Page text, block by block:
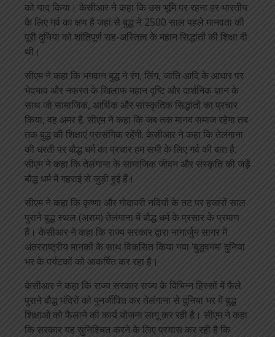
को याद किया। केसीआर ने कहा कि उस भूमि पर रहना हर भारतीय
के लिए गर्व का क्षण है जहां से बुद्ध ने 2500 साल पहले मानवता की
पूरी दुनिया को शांतिपूर्ण सह-अस्तित्व के महान सिद्धांतों की शिक्षा दी
थी।
सीएम ने कहा कि भगवान बुद्ध ने रंग, लिंग, जाति आदि के आधार पर
भेदभाव और नफरत के खिलाफ महान दृष्टि और दार्शनिक ज्ञान के
साथ जो सामाजिक, आर्थिक और सांस्कृतिक सिद्धांतों का प्रचार
किया, वह अमर है. सीएम ने कहा कि जब तक मानव समाज रहेगा तब
तक बुद्ध की शिक्षाएं प्रासंगिक रहेंगी. केसीआर ने कहा कि तेलंगाना
की धरती पर बौद्ध धर्म का प्रचार हम सभी के लिए गर्व की बात है.
सीएम ने कहा कि तेलंगाना के सामाजिक जीवन और संस्कृति की जड़ें
बौद्ध धर्म में गहराई से जुड़ी हुई हैं।
सीएम ने कहा कि कृष्णा और गोदावरी नदियों के तट पर हजारों साल
पुराने बुद्ध स्थल (अराम) तेलंगाना में बौद्ध धर्म के प्रसार के प्रमाण
हैं। केसीआर ने कहा कि राज्य सरकार द्वारा नागार्जुन सागर में
अंतरराष्ट्रीय मानकों के साथ विकसित किया गया ‘बुद्धवनम’ दुनिया
भर के पर्यटकों को आकर्षित कर रहा है।
केसीआर ने कहा कि राज्य सरकार राज्य के विभिन्न हिस्सों में फैले
पुराने बौद्ध मंदिरों को पुनर्जीवित कर तेलंगाना से दुनिया भर में बुद्ध
शिक्षाओं को फैलाने की कार्य योजना लागू कर रही है। सीएम ने कहा
कि सरकार यह सुनिश्चित करने के लिए प्रयास कर रही है कि